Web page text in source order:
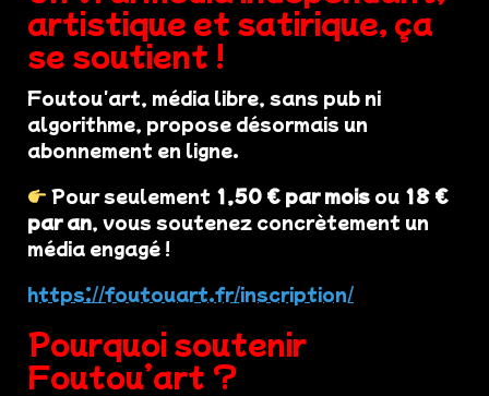
artistique et satirique, ça
se soutient !
Foutou'art, média libre, sans pub ni
algorithme, propose désormais un
abonnement en ligne.
Pour seulement 1,50 € par mois ou 18 €
par an, vous soutenez concrètement un
média engagé !
https://foutouart.fr/inscription/
Pourquoi soutenir
Foutou’art ?